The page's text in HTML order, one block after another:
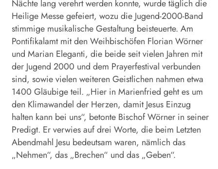
Nächte lang verehrt werden konnte, wurde täglich die
Heilige Messe gefeiert, wozu die Jugend-2000-Band
stimmige musikalische Gestaltung beisteuerte. Am
Pontifikalamt mit den Weihbischöfen Florian Wörner
und Marian Eleganti, die beide seit vielen Jahren mit
der Jugend 2000 und dem Prayerfestival verbunden
sind, sowie vielen weiteren Geistlichen nahmen etwa
1400 Gläubige teil. „Hier in Marienfried geht es um
den Klimawandel der Herzen, damit Jesus Einzug
halten kann bei uns“, betonte Bischof Wörner in seiner
Predigt. Er verwies auf drei Worte, die beim Letzten
Abendmahl Jesu bedeutsam waren, nämlich das
„Nehmen“, das „Brechen“ und das „Geben“.